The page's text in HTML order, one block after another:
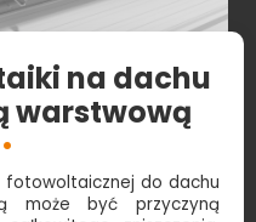
na dachu
warstwową
fotowoltaicznej do dachu
może być przyczyną